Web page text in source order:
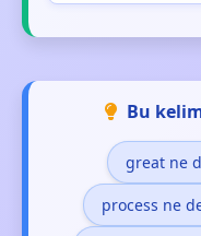
Bu
great ne
process ne